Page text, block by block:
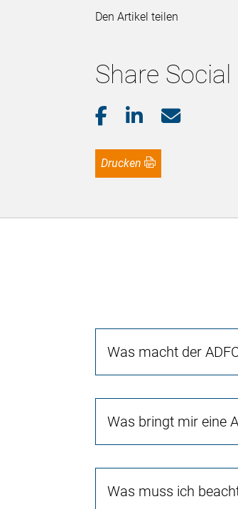
Den Artikel teilen
Share
Drucken
Was macht der
Was bringt mir eine
Was muss ich